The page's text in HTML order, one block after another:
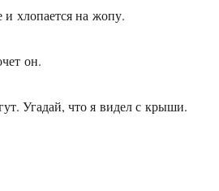
хлопается на жопу.
он.
Угадай, что я видел с крыши.